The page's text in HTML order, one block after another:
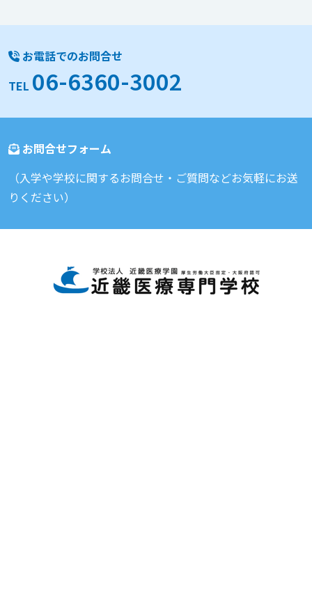
お電話でのお問合せ
TEL 06-6360-3002
お問合せフォーム
（入学や学校に関するお問合せ・ご質問などお気軽にお送
りください）